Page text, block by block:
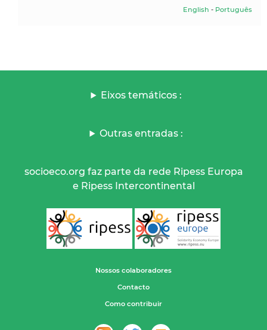
English - Português
Eixos temáticos :
Outras entradas :
socioeco.org faz parte da rede Ripess Europa
e Ripess Intercontinental
Nossos colaboradores
Contacto
Como contribuir